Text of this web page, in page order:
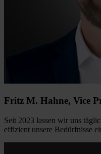
Fritz M. Hahne, Vice
Seit 2023 lassen wir uns
effizient unsere Bedürfnisse